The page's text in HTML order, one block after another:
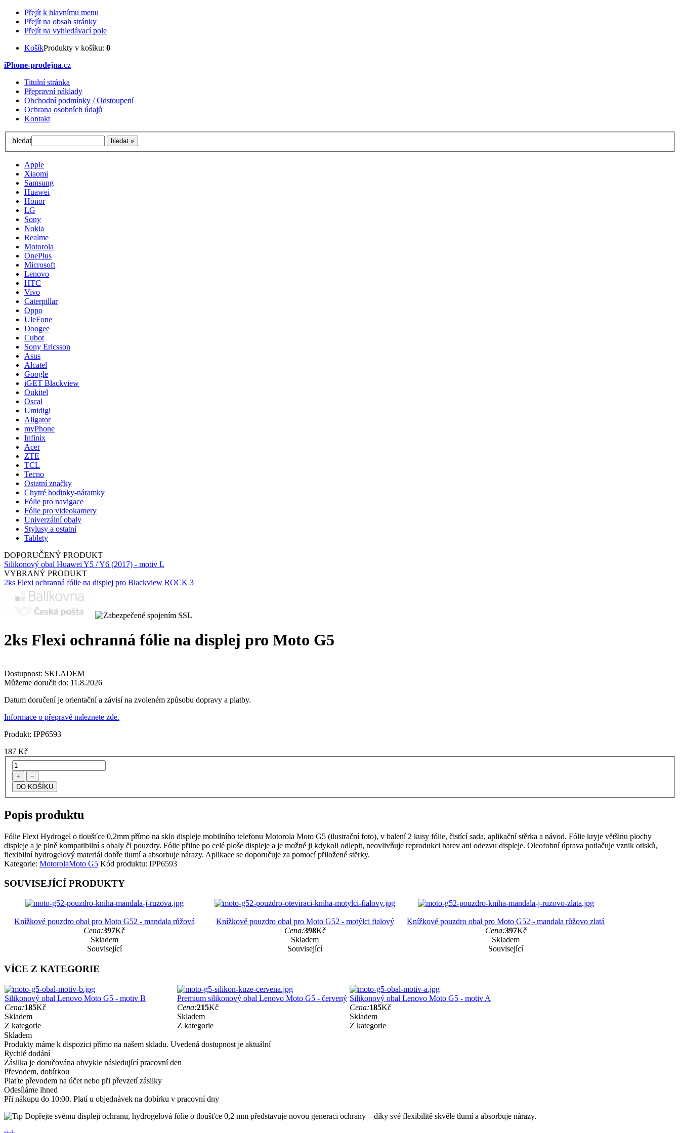
Přejít k hlavnímu menu
Přejít na obsah stránky
Přejít na vyhledávací pole
KošíkProdukty v košíku: 0
iPhone-prodejna.cz
Titulní stránka
Přepravní náklady
Obchodní podmínky / Odstoupení
Ochrana osobních údajů
Kontakt
hledat
Apple
Xiaomi
Samsung
Huawei
Honor
LG
Sony
Nokia
Realme
Motorola
OnePlus
Microsoft
Lenovo
HTC
Vivo
Caterpillar
Oppo
UleFone
Doogee
Cubot
Sony Ericsson
Asus
Alcatel
Google
iGET Blackview
Oukitel
Oscal
Umidigi
Aligator
myPhone
Infinix
Acer
ZTE
TCL
Tecno
Ostatní značky
Chytré hodinky-náramky
Fólie pro navigace
Fólie pro videokamery
Univerzální obaly
Stylusy a ostatní
Tablety
DOPORUČENÝ PRODUKT
Silikonový obal Huawei Y5 / Y6 (2017) - motiv L
VYBRANÝ PRODUKT
2ks Flexi ochranná fólie na displej pro Blackview ROCK 3
2ks Flexi ochranná fólie na displej pro Moto G5
Dostupnost: SKLADEM
Můžeme doručit do: 11.8.2026
Datum doručení je orientační a závisí na zvoleném způsobu dopravy a platby.
Informace o přepravě naleznete zde.
Produkt: IPP6593
187 Kč
+ −
Popis produktu
Fólie Flexi Hydrogel o tloušťce 0,2mm přímo na sklo displeje mobilního telefonu Motorola Moto G5 (ilustrační foto), v balení 2 kusy fólie, čistící sada, aplikační stěrka a návod. Fólie kryje většinu plochy
displeje a je plně kompatibilní s obaly či pouzdry. Fólie přilne po celé ploše displeje a je možné ji kdykoli odlepit, neovlivňuje reprodukci barev ani odezvu displeje. Oleofobní úprava potlačuje vznik otisků,
flexibilní hydrogelový materiál dobře tlumí a absorbuje nárazy. Aplikace se doporučuje za pomocí přiložené stěrky.
Kategorie: MotorolaMoto G5 Kód produktu: IPP6593
SOUVISEJÍCÍ PRODUKTY
Knížkové pouzdro obal pro Moto G52 - mandala růžová
Cena:397Kč
Skladem
Související
Knížkové pouzdro obal pro Moto G52 - motýlci fialový
Cena:398Kč
Skladem
Související
Knížkové pouzdro obal pro Moto G52 - mandala růžovo zlatá
Cena:397Kč
Skladem
Související
VÍCE Z KATEGORIE
Silikonový obal Lenovo Moto G5 - motiv B
Cena:185Kč
Skladem
Z kategorie
Premium silikonový obal Lenovo Moto G5 - červený
Cena:215Kč
Skladem
Z kategorie
Silikonový obal Lenovo Moto G5 - motiv A
Cena:185Kč
Skladem
Z kategorie
Skladem
Produkty máme k dispozici přímo na našem skladu. Uvedená dostupnost je aktuální
Rychlé dodání
Zásilka je doručována obvykle následující pracovní den
Převodem, dobírkou
Plaťte převodem na účet nebo při převzetí zásilky
Odesíláme ihned
Při nákupu do 10:00. Platí u objednávek na dobírku v pracovní dny
Dopřejte svému displeji ochranu, hydrogelová fólie o tloušťce 0,2 mm představuje novou generaci ochrany – díky své flexibilitě skvěle tlumí a absorbuje nárazy.